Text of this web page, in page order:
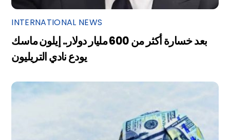
INTERNATIONAL NEWS
بعد خسارة أكثر من 600 مليار دولار.. إيلون ماسك
يودع نادي التريليون